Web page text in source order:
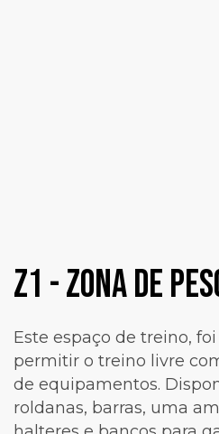
z1 - Zona DE
Este espaço de treino,
permitir o treino livre
de equipamentos.
roldanas, barras, uma